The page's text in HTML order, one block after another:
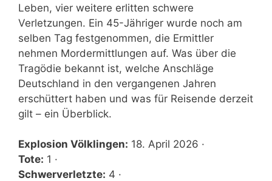
Leben, vier weitere erlitten schwere
Verletzungen. Ein 45-Jähriger wurde noch am
selben Tag festgenommen, die Ermittler
nehmen Mordermittlungen auf. Was über die
Tragödie bekannt ist, welche Anschläge
Deutschland in den vergangenen Jahren
erschüttert haben und was für Reisende derzeit
gilt – ein Überblick.
Explosion Völklingen: 18. April 2026 ·
Tote: 1 ·
Schwerverletzte: 4 ·